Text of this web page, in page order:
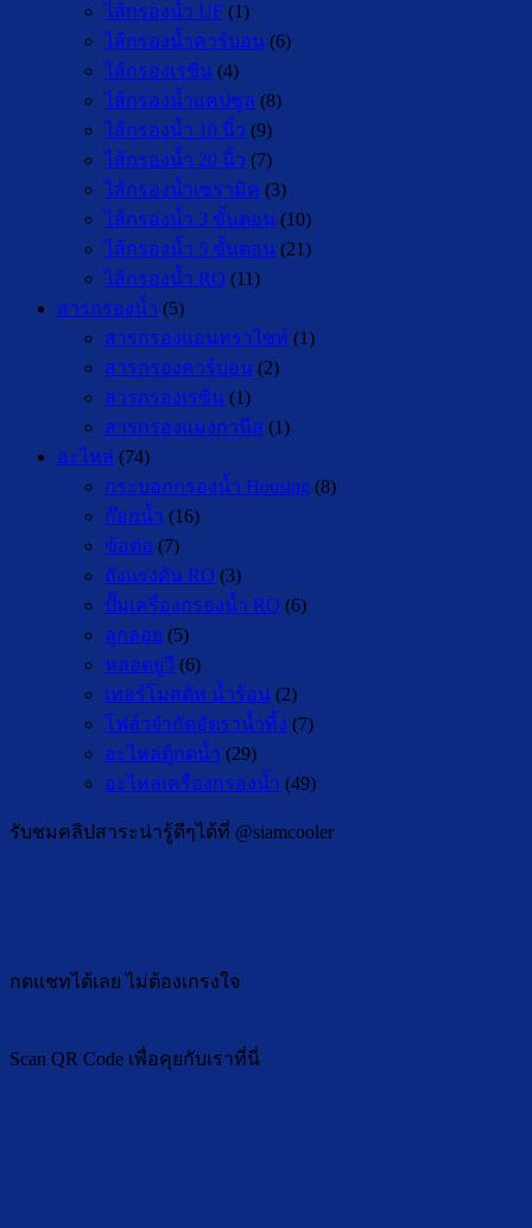
ไส้กรองน้ำ UF (1)
ไส้กรองน้ำคาร์บอน (6)
ไส้กรองเรซิ่น (4)
ไส้กรองน้ำแคปซูล (8)
ไส้กรองน้ำ 10 นิ้ว (9)
ไส้กรองน้ำ 20 นิ้ว (7)
ไส้กรองน้ำเซรามิค (3)
ไส้กรองน้ำ 3 ขั้นตอน (10)
ไส้กรองน้ำ 5 ขั้นตอน (21)
ไส้กรองน้ำ RO (11)
สารกรองน้ำ (5)
สารกรองแอนทราไซท์ (1)
สารกรองคาร์บอน (2)
สารกรองเรซิ่น (1)
สารกรองแมงกานีส (1)
อะไหล่ (74)
กระบอกกรองน้ำ Housing (8)
ก๊อกน้ำ (16)
ข้อต่อ (7)
ถังแรงดัน RO (3)
ปั๊มเครื่องกรองน้ำ RO (6)
ลูกลอย (5)
หลอดยูวี (6)
เทอร์โมสตัท น้ำร้อน (2)
โฟล์วจำกัดอัตราน้ำทิ้ง (7)
อะไหล่ตู้กดน้ำ (29)
อะไหล่เครื่องกรองน้ำ (49)
รับชมคลิปสาระน่ารู้ดีๆได้ที่ @siamcooler
กดแชทได้เลย ไม่ต้องเกรงใจ
Scan QR Code เพื่อคุยกับเราที่นี่